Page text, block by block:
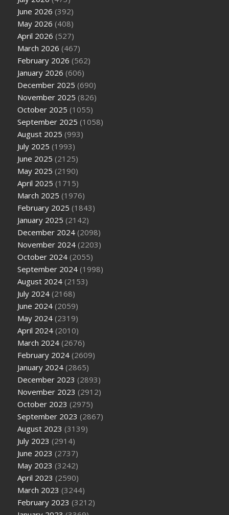
June 2026 (392)
May 2026 (408)
April 2026 (527)
March 2026 (467)
February 2026 (562)
January 2026 (606)
December 2025 (690)
November 2025 (826)
October 2025 (1055)
September 2025 (1058)
August 2025 (993)
July 2025 (1993)
June 2025 (2125)
May 2025 (2190)
April 2025 (1715)
March 2025 (1976)
February 2025 (1843)
January 2025 (2142)
December 2024 (2098)
November 2024 (2203)
October 2024 (2055)
September 2024 (1998)
August 2024 (2153)
July 2024 (2168)
June 2024 (2059)
May 2024 (2319)
April 2024 (2010)
March 2024 (2676)
February 2024 (2609)
January 2024 (2865)
December 2023 (2893)
November 2023 (2912)
October 2023 (2975)
September 2023 (2867)
August 2023 (3139)
July 2023 (2914)
June 2023 (2737)
May 2023 (3242)
April 2023 (2590)
March 2023 (3244)
February 2023 (3212)